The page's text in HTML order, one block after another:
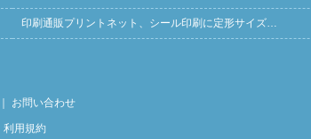
印刷通販プリントネット、シール印刷に定形サイズ…
｜ お問い合わせ
利用規約